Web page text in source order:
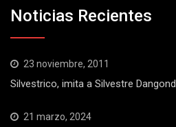
Noticias Recientes
23 noviembre, 2011
Silvestrico, imita a Silvestre Dangond
21 marzo, 2024